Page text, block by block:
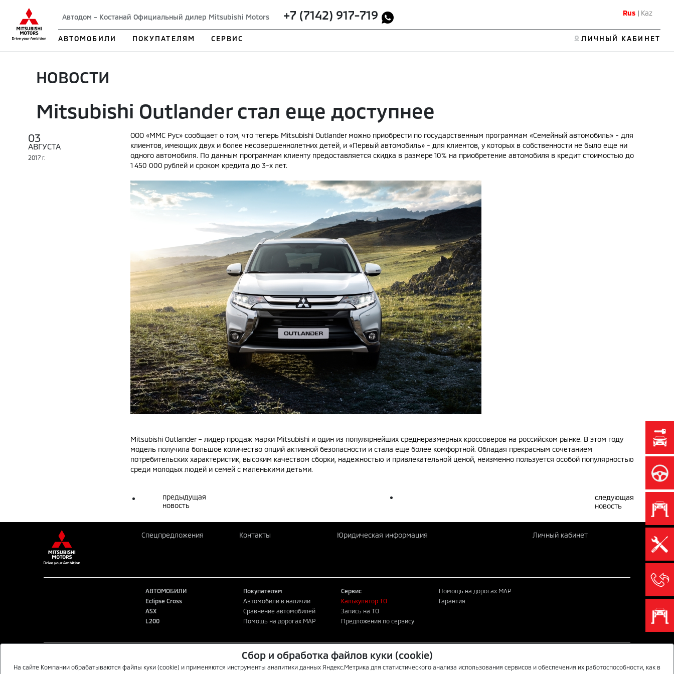
Автодом - Костанай Официальный дилер Mitsubishi Motors +7 (7142) 917-719 Rus| Kaz
АВТОМОБИЛИ ПОКУПАТЕЛЯМ СЕРВИС ЛИЧНЫЙ КАБИНЕТ
НОВОСТИ
Mitsubishi Outlander стал еще доступнее
03
АВГУСТА
2017 Г.
ООО «ММС Рус» сообщает о том, что теперь Mitsubishi Outlander можно приобрести по государственным программам «Семейный автомобиль» - для
клиентов, имеющих двух и более несовершеннолетних детей, и «Первый автомобиль» - для клиентов, у которых в собственности не было еще ни
одного автомобиля. По данным программам клиенту предоставляется скидка в размере 10% на приобретение автомобиля в кредит стоимостью до
1 450 000 рублей и сроком кредита до 3-х лет.
Mitsubishi Outlander – лидер продаж марки Mitsubishi и один из популярнейших среднеразмерных кроссоверов на российском рынке. В этом году
модель получила большое количество опций активной безопасности и стала еще более комфортной. Обладая прекрасным сочетанием
потребительских характеристик, высоким качеством сборки, надежностью и привлекательной ценой, неизменно пользуется особой популярностью
среди молодых людей и семей с маленькими детьми.
предыдущая
новость
следующая
новость
Спецпредложения Контакты Юридическая информация Личный кабинет
АВТОМОБИЛИ
Eclipse Cross
ASX
L200
Покупателям
Автомобили в наличии
Сравнение автомобилей
Помощь на дорогах MAP
Сервис
Калькулятор ТО
Запись на ТО
Предложения по сервису
Помощь на дорогах MAP
Гарантия
Данный интернет-сайт носит информационный характер и не является публичной офертой. Для
получения подробной информации обращайтесь в официальные дилерские центры автомобилей
Сбор и обработка файлов куки (cookie)
На сайте Компании обрабатываются файлы куки (cookie) и применяются инструменты аналитики данных Яндекс.Метрика для статистического анализа использования сервисов и обеспечения их работоспособности, как в